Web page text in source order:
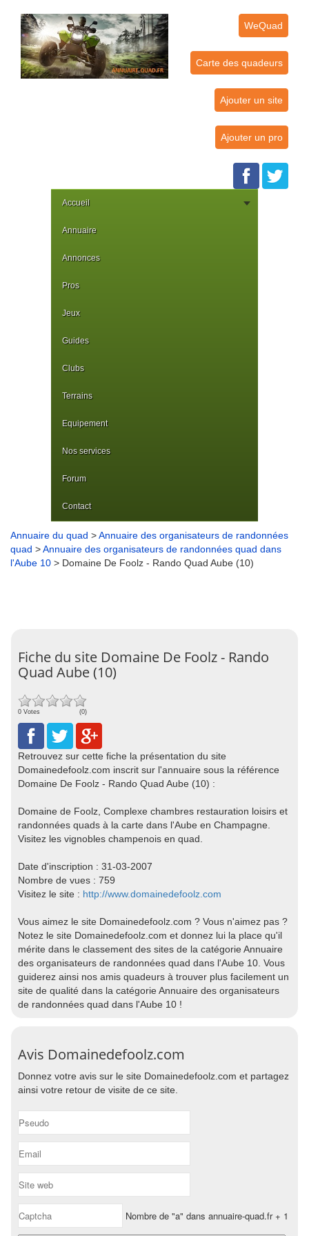
WeQuad
Carte des quadeurs
Ajouter un site
Ajouter un pro
Accueil
Annuaire
Annonces
Pros
Jeux
Guides
Clubs
Terrains
Equipement
Nos services
Forum
Contact
Annuaire du quad >Annuaire des organisateurs de randonnées
quad >Annuaire des organisateurs de randonnées quad dans
l'Aube 10 > Domaine De Foolz - Rando Quad Aube (10)
Fiche du site Domaine De Foolz - Rando
Quad Aube (10)
0 Votes (0)
Retrouvez sur cette fiche la présentation du site
Domainedefoolz.com inscrit sur l'annuaire sous la référence
Domaine De Foolz - Rando Quad Aube (10) :
Domaine de Foolz, Complexe chambres restauration loisirs et
randonnées quads à la carte dans l'Aube en Champagne.
Visitez les vignobles champenois en quad.
Date d'inscription : 31-03-2007
Nombre de vues : 759
Visitez le site : http://www.domainedefoolz.com
Vous aimez le site Domainedefoolz.com ? Vous n'aimez pas ?
Notez le site Domainedefoolz.com et donnez lui la place qu'il
mérite dans le classement des sites de la catégorie Annuaire
des organisateurs de randonnées quad dans l'Aube 10. Vous
guiderez ainsi nos amis quadeurs à trouver plus facilement un
site de qualité dans la catégorie Annuaire des organisateurs
de randonnées quad dans l'Aube 10 !
Avis Domainedefoolz.com
Donnez votre avis sur le site Domainedefoolz.com et partagez
ainsi votre retour de visite de ce site.
Nombre de "a" dans annuaire-quad.fr + 1